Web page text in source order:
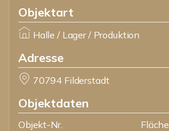
Objektart
Halle / Lager / Produktion
Adresse
70794 Filderstadt
Objektdaten
Objekt-Nr.
Fläche